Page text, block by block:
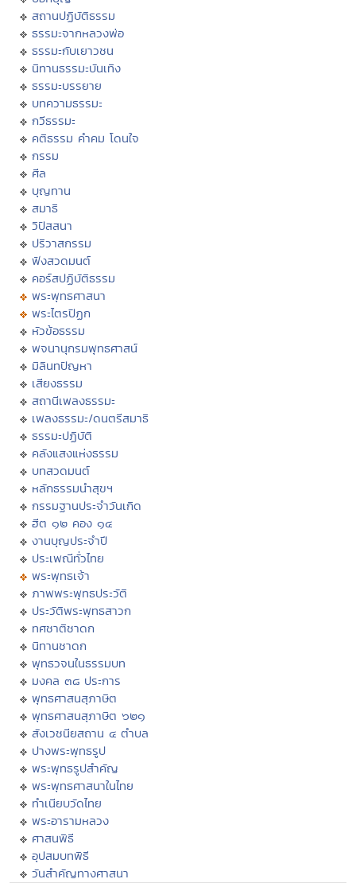
สถานปฏิบัติธรรม
ธรรมะจากหลวงพ่อ
ธรรมะกับเยาวชน
นิทานธรรมะบันเทิง
ธรรมะบรรยาย
บทความธรรมะ
กวีธรรมะ
คติธรรม คำคม โดนใจ
กรรม
ศีล
บุญทาน
สมาธิ
วิปัสสนา
ปริวาสกรรม
ฟังสวดมนต์
คอร์สปฏิบัติธรรม
พระพุทธศาสนา
พระไตรปิฏก
หัวข้อธรรม
พจนานุกรมพุทธศาสน์
มิลินทปัญหา
เสียงธรรม
สถานีเพลงธรรมะ
เพลงธรรมะ/ดนตรีสมาธิ
ธรรมะปฏิบัติ
คลังแสงแห่งธรรม
บทสวดมนต์
หลักธรรมนำสุขฯ
กรรมฐานประจำวันเกิด
ฮีต ๑๒ คอง ๑๔
งานบุญประจำปี
ประเพณีทั่วไทย
พระพุทธเจ้า
ภาพพระพุทธประวัติ
ประวัติพระพุทธสาวก
ทศชาติชาดก
นิทานชาดก
พุทธวจนในธรรมบท
มงคล ๓๘ ประการ
พุทธศาสนสุภาษิต
พุทธศาสนสุภาษิต ๖๒๑
สังเวชนียสถาน ๔ ตำบล
ปางพระพุทธรูป
พระพุทธรูปสำคัญ
พระพุทธศาสนาในไทย
ทำเนียบวัดไทย
พระอารามหลวง
ศาสนพิธี
อุปสมบทพิธี
วันสำคัญทางศาสนา